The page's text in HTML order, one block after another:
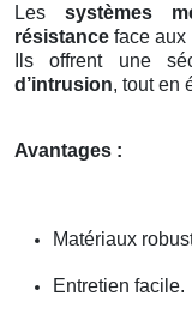
Lessystèmes
résistance face aux
Ils offrent une
d’intrusion, tout en
Avantages :
Matériaux
Entretien facile.